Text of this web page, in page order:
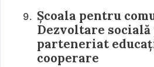
Școala pentru
Dezvoltare
parteneriat
cooperare